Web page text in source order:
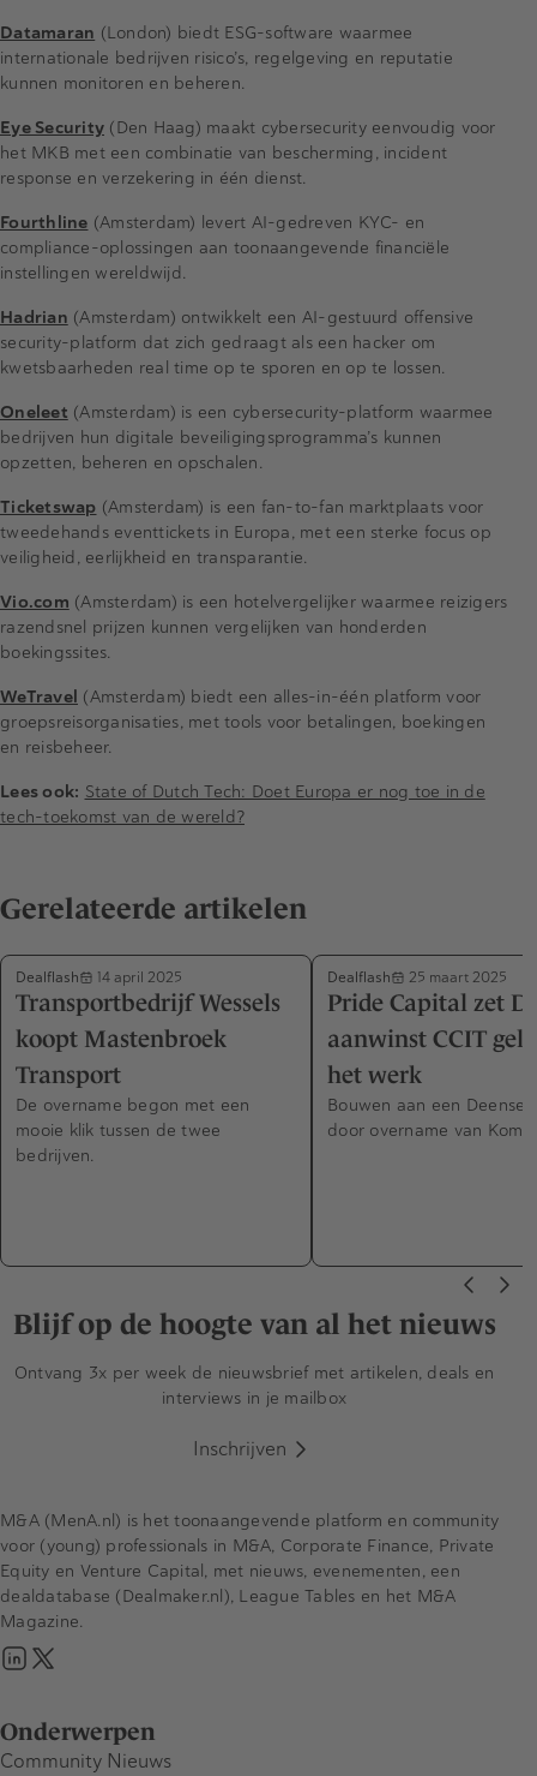
Datamaran (London) biedt ESG-software waarmee
internationale bedrijven risico’s, regelgeving en reputatie
kunnen monitoren en beheren.
Eye Security (Den Haag) maakt cybersecurity eenvoudig voor
het MKB met een combinatie van bescherming, incident
response en verzekering in één dienst.
Fourthline (Amsterdam) levert AI-gedreven KYC- en
compliance-oplossingen aan toonaangevende financiële
instellingen wereldwijd.
Hadrian (Amsterdam) ontwikkelt een AI-gestuurd offensive
security-platform dat zich gedraagt als een hacker om
kwetsbaarheden real time op te sporen en op te lossen.
Oneleet (Amsterdam) is een cybersecurity-platform waarmee
bedrijven hun digitale beveiligingsprogramma’s kunnen
opzetten, beheren en opschalen.
Ticketswap (Amsterdam) is een fan-to-fan marktplaats voor
tweedehands eventtickets in Europa, met een sterke focus op
veiligheid, eerlijkheid en transparantie.
Vio.com (Amsterdam) is een hotelvergelijker waarmee reizigers
razendsnel prijzen kunnen vergelijken van honderden
boekingssites.
WeTravel (Amsterdam) biedt een alles-in-één platform voor
groepsreisorganisaties, met tools voor betalingen, boekingen
en reisbeheer.
Lees ook: State of Dutch Tech: Doet Europa er nog toe in de
tech-toekomst van de wereld?
Gerelateerde artikelen
Dealflash 14 april 2025
Transportbedrijf Wessels
koopt Mastenbroek
Transport
De overname begon met een
mooie klik tussen de twee
bedrijven.
Dealflash 25 maart 2025
Pride Capital zet
aanwinst CCIT
het werk
Bouwen aan een Deense
door overname van
Blijf op de hoogte van al het nieuws
Ontvang 3x per week de nieuwsbrief met artikelen, deals en
interviews in je mailbox
Inschrijven
Onderwerpen
Community Nieuws
M&A (MenA.nl) is het toonaangevende platform en community
voor (young) professionals in M&A, Corporate Finance, Private
Equity en Venture Capital, met nieuws, evenementen, een
dealdatabase (Dealmaker.nl), League Tables en het M&A
Magazine.